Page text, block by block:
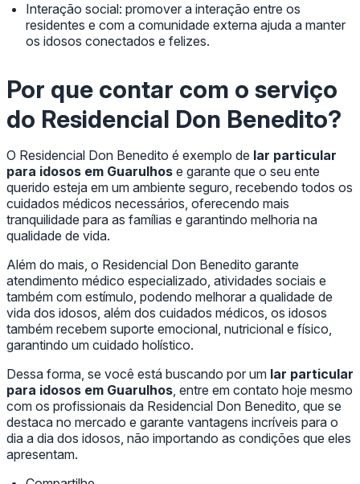
Interação social: promover a interação entre os
residentes e com a comunidade externa ajuda a manter
os idosos conectados e felizes.
Por que contar com o serviço
do Residencial Don Benedito?
O Residencial Don Benedito é exemplo de lar particular
para idosos em Guarulhos e garante que o seu ente
querido esteja em um ambiente seguro, recebendo todos os
cuidados médicos necessários, oferecendo mais
tranquilidade para as famílias e garantindo melhoria na
qualidade de vida.
Além do mais, o Residencial Don Benedito garante
atendimento médico especializado, atividades sociais e
também com estímulo, podendo melhorar a qualidade de
vida dos idosos, além dos cuidados médicos, os idosos
também recebem suporte emocional, nutricional e físico,
garantindo um cuidado holístico.
Dessa forma, se você está buscando por um lar particular
para idosos em Guarulhos, entre em contato hoje mesmo
com os profissionais da Residencial Don Benedito, que se
destaca no mercado e garante vantagens incríveis para o
dia a dia dos idosos, não importando as condições que eles
apresentam.